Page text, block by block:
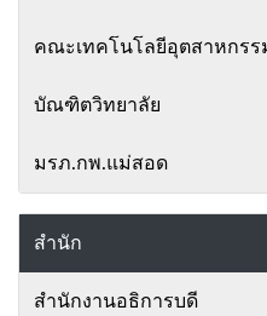
คณะเทคโนโลยีอุตสาหกรร
บัณฑิตวิทยาลัย
มรภ.กพ.แม่สอด
สำนัก
สำนักงานอธิการบดี